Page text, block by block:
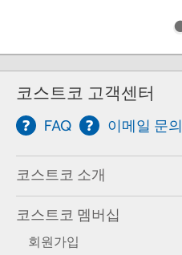
코스트코 고객센터
FAQ 이메일 문의
코스트코 소개
코스트코 멤버십
회원가입